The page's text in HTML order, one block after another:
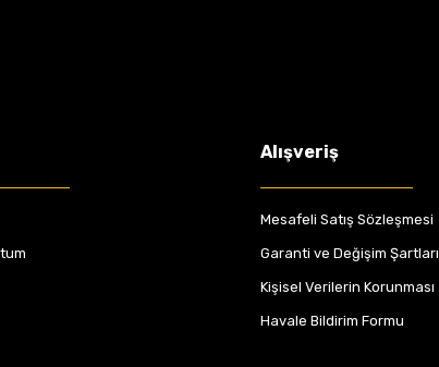
Alışveriş
Mesafeli Satış Sözleşmesi
Garanti ve Değişim Şartları
Kişisel Verilerin Korunması
Havale Bildirim Formu